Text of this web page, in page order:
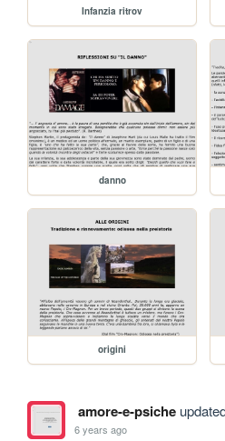
Infanzia ritrov
danno
origini
amore-e-psiche
6 years ago